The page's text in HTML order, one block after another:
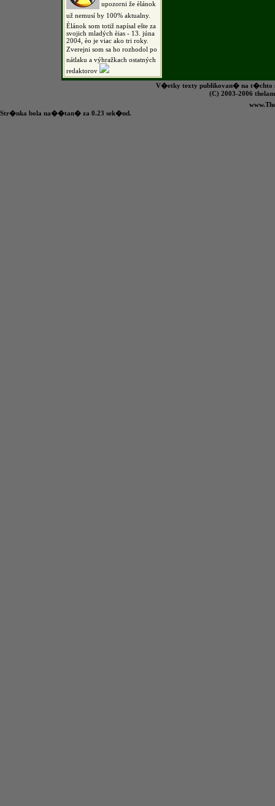
upozorni že èlánok
už nemusí by 100% aktualny.
Èlánok som totiž napísal ešte za
svojich mladých èias - 13. júna
2004, èo je viac ako tri roky.
Zverejni som sa ho rozhodol po
nátlaku a výhražkach ostatných
redaktorov
V�etky texty publikovan� na t�chto
(C) 2003-2006
Str�nka bola na��tan� za 0.23 sek�nd.